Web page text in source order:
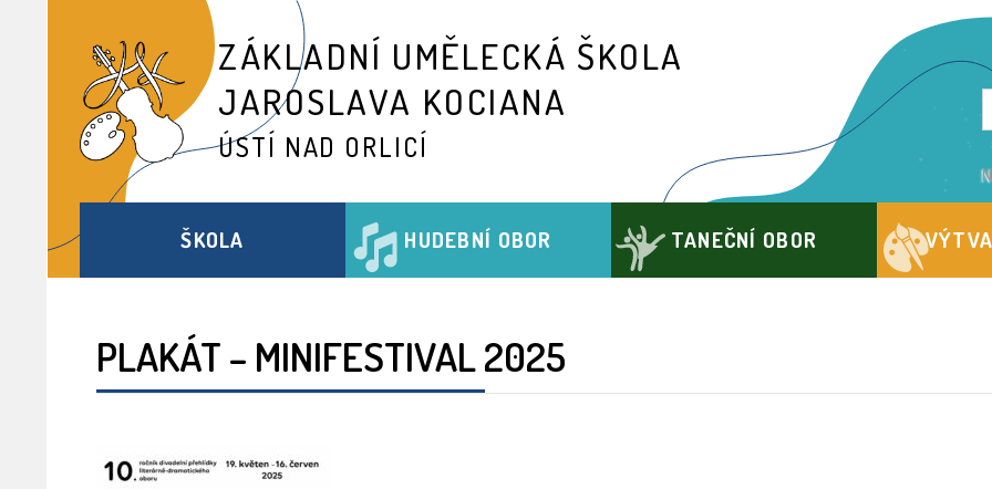
ZÁKLADNÍ UMĚLECKÁ ŠKOLA
JAROSLAVA KOCIANA
ÚSTÍ NAD ORLICÍ
ŠKOLA HUDEBNÍ OBOR TANEČNÍ OBOR
PLAKÁT – MINIFESTIVAL 2025